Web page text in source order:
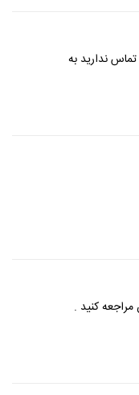
ندارید به
کنید .